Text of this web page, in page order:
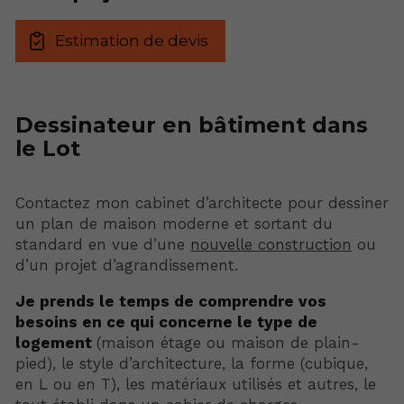
Estimation de devis
Dessinateur en bâtiment dans
le Lot
Contactez mon cabinet d’architecte pour dessiner
un plan de maison moderne et sortant du
standard en vue d’une nouvelle construction ou
d’un projet d’agrandissement.
Je prends le temps de comprendre vos
besoins en ce qui concerne le type de
logement (maison étage ou maison de plain-
pied), le style d’architecture, la forme (cubique,
en L ou en T), les matériaux utilisés et autres, le